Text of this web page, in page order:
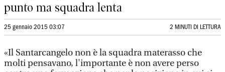
punto ma squadra lenta
25 gennaio 2015 03:07 2 MINUTI DI LETTURA
«Il Santarcangelo non è la squadra materasso che
molti pensavano, l'importante è non avere perso